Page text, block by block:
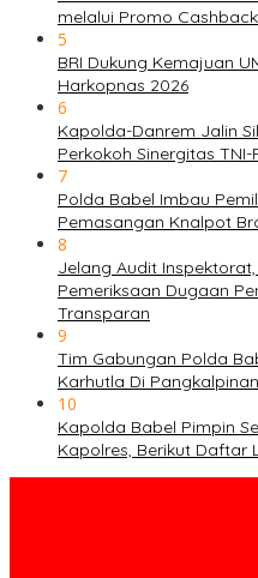
melalui Promo Cashback
5
BRI Dukung Kemajuan
Harkopnas 2026
6
Kapolda-Danrem Jalin
Perkokoh Sinergitas
7
Polda Babel Imbau
Pemasangan Knalpot
8
Jelang Audit
Pemeriksaan Dugaan
Transparan
9
Tim Gabungan Polda
Karhutla Di
10
Kapolda Babel Pimpin
Kapolres, Berikut Daftar